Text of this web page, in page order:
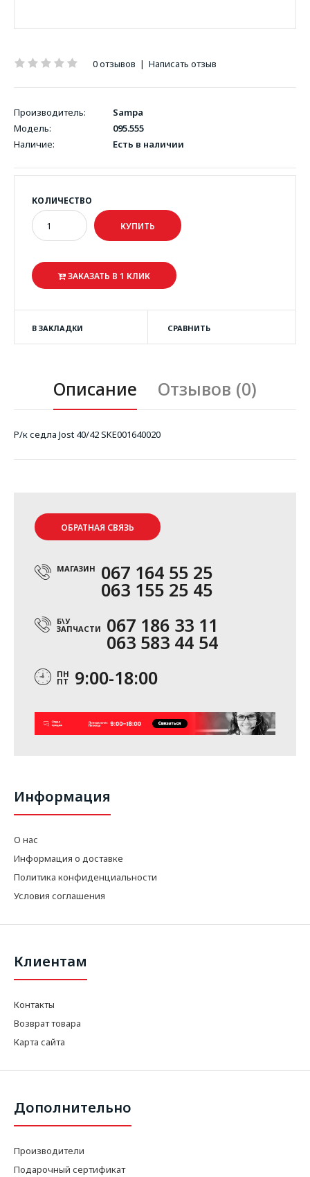
0 отзывов | Написать отзыв
Производитель:
Sampa
Модель:
095.555
Наличие:
Есть в наличии
КОЛИЧЕСТВО
ЗАКАЗАТЬ В 1 КЛИК
В ЗАКЛАДКИ СРАВНИТЬ
Описание Отзывов (0)
Р/к седла Jost 40/42 SKE001640020
ОБРАТНАЯ СВЯЗЬ
МАГАЗИН 067 164 55 25
063 155 25 45
Б\У
ЗАПЧАСТИ 067 186 33 11
063 583 44 54
ПН
ПТ 9:00-18:00
Информация
О нас
Информация о доставке
Политика конфиденциальности
Условия соглашения
Клиентам
Контакты
Возврат товара
Карта сайта
Дополнительно
Производители
Подарочный сертификат